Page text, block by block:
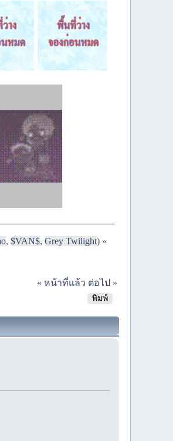
,$VAN$,Grey Twilight) »
« หน้าที่แล้ว ต่อไป »
พิมพ์